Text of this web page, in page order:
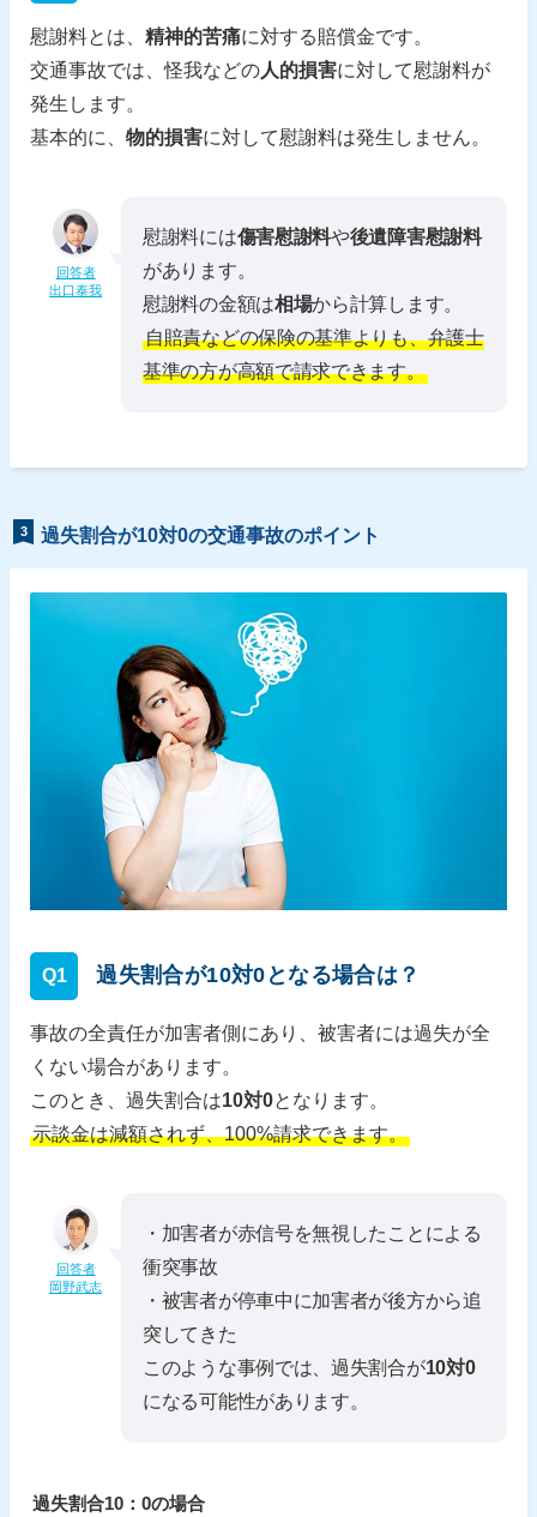
慰謝料とは、精神的苦痛に対する賠償金です。
交通事故では、怪我などの人的損害に対して慰謝料が
発生します。
基本的に、物的損害に対して慰謝料は発生しません。
回答者
出口泰我
慰謝料には傷害慰謝料や後遺障害慰謝料
があります。
慰謝料の金額は相場から計算します。
自賠責などの保険の基準よりも、弁護士
基準の方が高額で請求できます。
3 過失割合が10対0の交通事故のポイント
Q1 過失割合が10対0となる場合は？
事故の全責任が加害者側にあり、被害者には過失が全
くない場合があります。
このとき、過失割合は10対0となります。
示談金は減額されず、100%請求できます。
回答者
岡野武志
・加害者が赤信号を無視したことによる
衝突事故
・被害者が停車中に加害者が後方から追
突してきた
このような事例では、過失割合が10対0
になる可能性があります。
過失割合10：0の場合